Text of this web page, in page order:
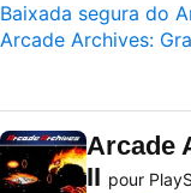
Baixada segura do
Arcade Archives:
Arcade
II pour